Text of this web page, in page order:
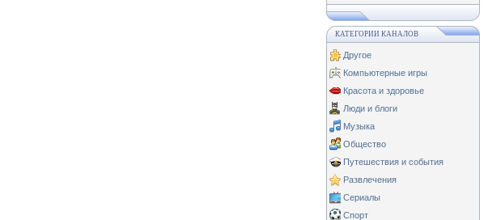
КАТЕГОРИИ КАНАЛОВ
Другое
Компьютерные игры
Красота и здоровье
Люди и блоги
Музыка
Общество
Путешествия и события
Развлечения
Сериалы
Спорт